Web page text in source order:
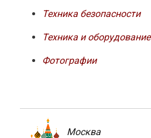
Техника безопасности
Техника и оборудование
Фотографии
Москва